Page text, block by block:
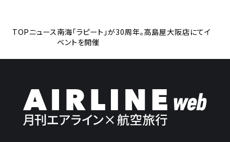
TOPニュース南海「ラピート」が30周年。高島屋大阪店にてイ
ベントを開催